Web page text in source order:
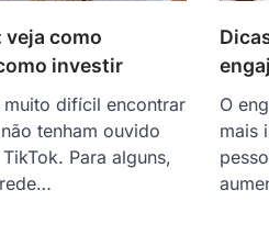
veja como
investir
muito difícil encontrar
tenham ouvido
Para alguns,
O
mais